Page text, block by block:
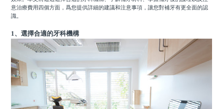
意治療費用四個方面，爲您提供詳細的建議和注意事項，讓您對補牙有更全面的認
識。
1、選擇合適的牙科機構